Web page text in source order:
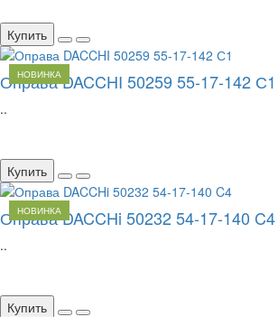
Купить
НОВИНКА
Оправа DACCHI 50259 55-17-142 С1
..
Купить
НОВИНКА
Оправа DACCHi 50232 54-17-140 C4
..
Купить